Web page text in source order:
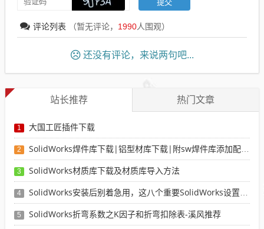
评论列表 （暂无评论， 1990人围观）
还没有评论，来说两句吧...
站长推荐 热门文章
1 大国工匠插件下载
2 SolidWorks焊件库下载|铝型材库下载|附sw焊件库添加配置使用教程
3 SolidWorks材质库下载及材质库导入方法
4 SolidWorks安装后别着急用，这八个重要SolidWorks设置可以提高你的画图效率
5 SolidWorks折弯系数之K因子和折弯扣除表-溪风推荐